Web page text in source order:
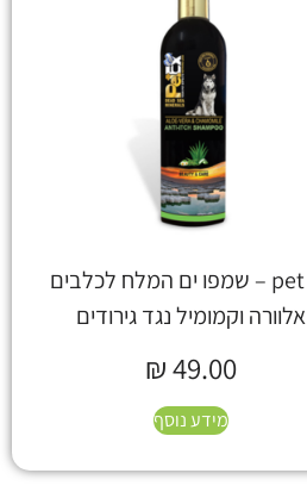
pet ex – שמפו ים המלח לכלבים
אלוורה וקמומיל נגד גירודים
₪49.00
מידע נוסף